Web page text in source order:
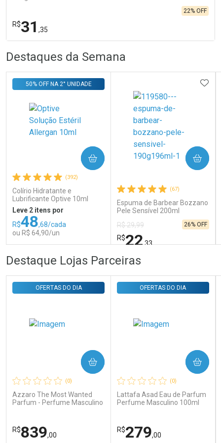
R$31 ,35
22% OFF
Laboratório
Comprar sem Desconto
Por R$ 31,35/cada
Por Menos
Comprar sem Desconto
Por R$ 31,35/cada
Destaques da Semana
(392)
Colírio Hidratante e
Lubrificante Optive 10ml
50% OFF NA 2° UNIDADE
Leve 2 itens por
R$48,68/cada
ou R$ 64,90/un
COMPRAR
FECHAR
Laboratório
Comprar sem Desconto
Por R$ 64,90/cada
FECHAR
Por Menos
Comprar sem Desconto
Por R$ 64,90/cada
(67)
Espuma de Barbear Bozzano
Pele Sensível 200ml
R$ 29,99
R$22,33
26% OFF
COMPRAR
Comprar sem Desconto
Por R$ 22,33/cada
Comprar sem Desconto
Por R$ 22,33/cada
Destaque Lojas Parceiras
(0)
Azzaro The Most Wanted
Parfum - Perfume Masculino
OFERTAS DO DIA
R$839,00
COMPRAR
(0)
Lattafa Asad Eau de Parfum
Perfume Masculino 100ml
OFERTAS DO DIA
R$279,00
COMPRAR